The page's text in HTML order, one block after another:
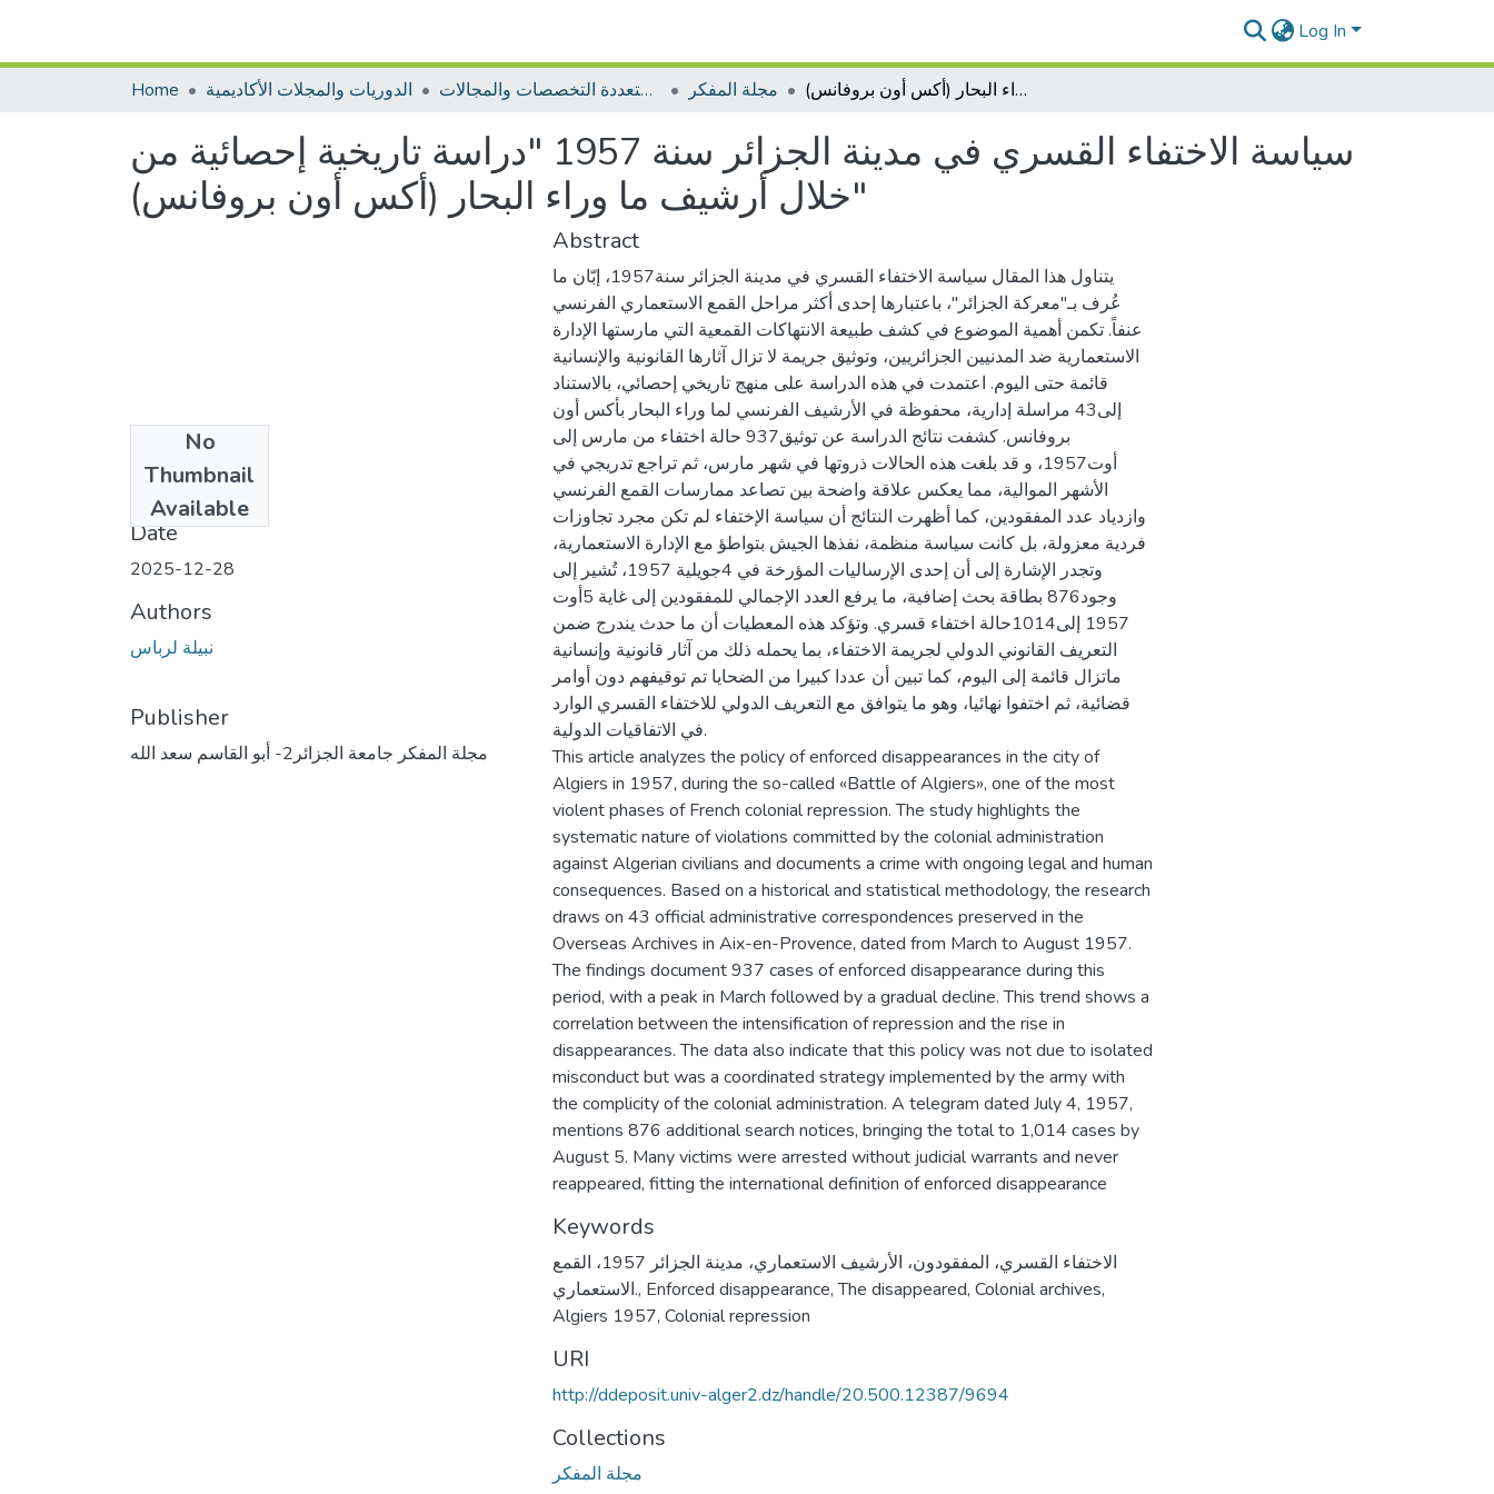
Log In
Home الدوريات والمجلات الأكاديمية مجلات متعددة التخصصات والمجالات مجلة المفكر سياسة الاختفاء القسري في مدينة الجزائر سنة 1957 "دراسة تاريخية إحصائية من خلال أرشيف ما وراء البحار (أكس أون بروفانس)"
سياسة الاختفاء القسري في مدينة الجزائر سنة 1957 "دراسة تاريخية إحصائية من
خلال أرشيف ما وراء البحار (أكس أون بروفانس)"
No
Thumbnail
Available
17.pdf(1.2 MB)
Date
2025-12-28
Authors
نبيلة لرباس
Publisher
مجلة المفكر جامعة الجزائر2- أبو القاسم سعد الله
Abstract
يتناول هذا المقال سياسة الاختفاء القسري في مدينة الجزائر سنة1957، إبّان ما
عُرف بـ"معركة الجزائر"، باعتبارها إحدى أكثر مراحل القمع الاستعماري الفرنسي
عنفاً. تكمن أهمية الموضوع في كشف طبيعة الانتهاكات القمعية التي مارستها الإدارة
الاستعمارية ضد المدنيين الجزائريين، وتوثيق جريمة لا تزال آثارها القانونية والإنسانية
قائمة حتى اليوم. اعتمدت في هذه الدراسة على منهج تاريخي إحصائي، بالاستناد
إلى43 مراسلة إدارية، محفوظة في الأرشيف الفرنسي لما وراء البحار بأكس أون
بروفانس. كشفت نتائج الدراسة عن توثيق937 حالة اختفاء من مارس إلى
أوت1957، و قد بلغت هذه الحالات ذروتها في شهر مارس، ثم تراجع تدريجي في
الأشهر الموالية، مما يعكس علاقة واضحة بين تصاعد ممارسات القمع الفرنسي
وازدياد عدد المفقودين، كما أظهرت النتائج أن سياسة الإختفاء لم تكن مجرد تجاوزات
فردية معزولة، بل كانت سياسة منظمة، نفذها الجيش بتواطؤ مع الإدارة الاستعمارية،
وتجدر الإشارة إلى أن إحدى الإرساليات المؤرخة في 4جويلية 1957، تُشير إلى
وجود876 بطاقة بحث إضافية، ما يرفع العدد الإجمالي للمفقودين إلى غاية 5أوت
1957 إلى1014حالة اختفاء قسري. وتؤكد هذه المعطيات أن ما حدث يندرج ضمن
التعريف القانوني الدولي لجريمة الاختفاء، بما يحمله ذلك من آثار قانونية وإنسانية
ماتزال قائمة إلى اليوم، كما تبين أن عددا كبيرا من الضحايا تم توقيفهم دون أوامر
قضائية، ثم اختفوا نهائيا، وهو ما يتوافق مع التعريف الدولي للاختفاء القسري الوارد
في الاتفاقيات الدولية.
This article analyzes the policy of enforced disappearances in the city of
Algiers in 1957, during the so-called «Battle of Algiers», one of the most
violent phases of French colonial repression. The study highlights the
systematic nature of violations committed by the colonial administration
against Algerian civilians and documents a crime with ongoing legal and human
consequences. Based on a historical and statistical methodology, the research
draws on 43 official administrative correspondences preserved in the
Overseas Archives in Aix-en-Provence, dated from March to August 1957.
The findings document 937 cases of enforced disappearance during this
period, with a peak in March followed by a gradual decline. This trend shows a
correlation between the intensification of repression and the rise in
disappearances. The data also indicate that this policy was not due to isolated
misconduct but was a coordinated strategy implemented by the army with
the complicity of the colonial administration. A telegram dated July 4, 1957,
mentions 876 additional search notices, bringing the total to 1,014 cases by
August 5. Many victims were arrested without judicial warrants and never
reappeared, fitting the international definition of enforced disappearance
Keywords
الاختفاء القسري، المفقودون، الأرشيف الاستعماري، مدينة الجزائر 1957، القمع
الاستعماري., Enforced disappearance,The disappeared, Colonial archives,
Algiers 1957, Colonial repression
URI
http://ddeposit.univ-alger2.dz/handle/20.500.12387/9694
Collections
مجلة المفكر